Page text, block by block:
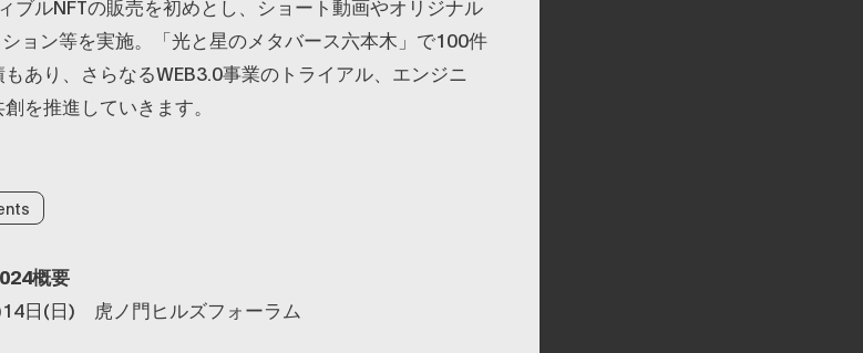
ブルNFTの販売を初めとし、ショート動画やオリジナル
ョン等を実施。「光と星のメタバース六本木」で100件
あり、さらなるWEB3.0事業のトライアル、エンジニ
を推進していきます。
概要
日(日) 虎ノ門ヒルズフォーラム